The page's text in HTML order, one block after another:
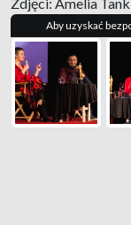
Aby uzyskać